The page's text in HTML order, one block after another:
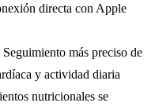
directa con Apple
Seguimiento más preciso de
y actividad diaria
nutricionales se